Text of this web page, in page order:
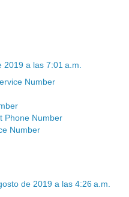
2019 a las 7:01 a.m.
Number
Phone Number
Number
de 2019 a las 4:26 a.m.